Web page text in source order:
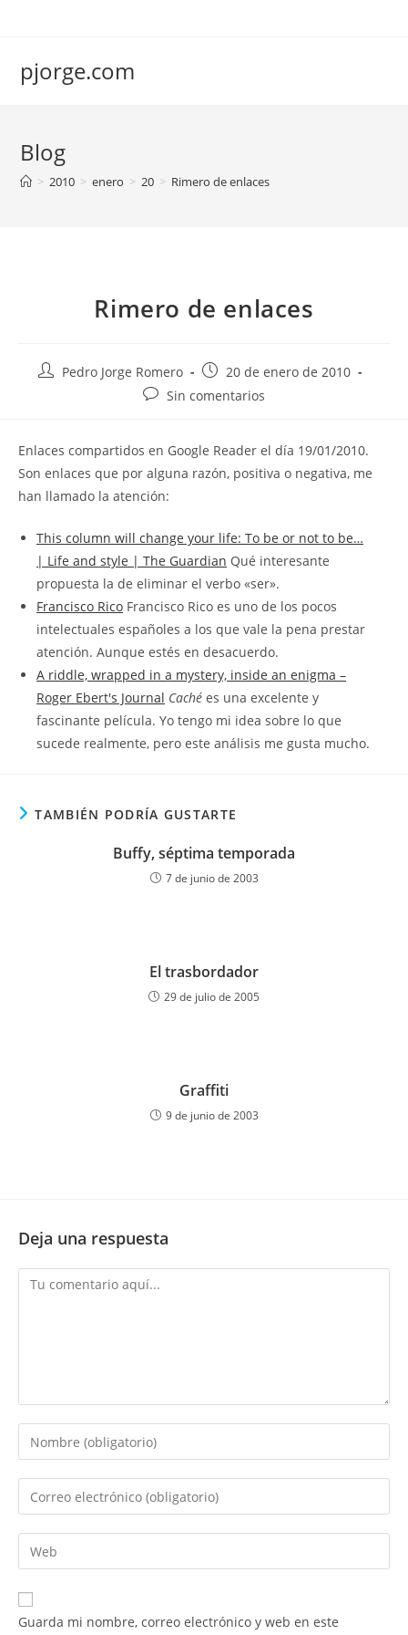
pjorge.com
Blog
> 2010 > enero > 20 > Rimero de enlaces
Rimero de enlaces
AutorPedro Jorge Romero
Publicación
de
20 de enero de 2010
Comentarios
entrada:
Sin comentarios
Enlaces compartidos en Google Reader el día 19/01/2010.
Son enlaces que por alguna razón, positiva o negativa, me
han llamado la atención:
This column will change your life: To be or not to be…
| Life and style | The Guardian Qué interesante
propuesta la de eliminar el verbo «ser».
Francisco Rico Francisco Rico es uno de los pocos
intelectuales españoles a los que vale la pena prestar
atención. Aunque estés en desacuerdo.
A riddle, wrapped in a mystery, inside an enigma –
Roger Ebert's Journal Caché es una excelente y
fascinante película. Yo tengo mi idea sobre lo que
sucede realmente, pero este análisis me gusta mucho.
TAMBIÉN PODRÍA GUSTARTE
Buffy, séptima temporada
7 de junio de 2003
El trasbordador
29 de julio de 2005
Graffiti
9 de junio de 2003
Deja una respuesta
Comentario
Introduce
tu
nombre
de
usuario
para
comentar
Introduce
tu
dirección
de
electrónico
para
Introduce
la
URL
de
Guarda mi nombre, correo electrónico y web en este